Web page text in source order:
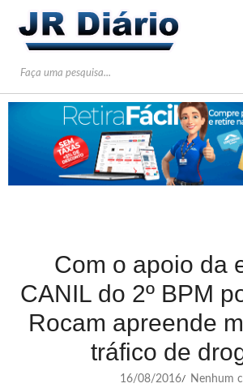
Com o apoio da
CANIL do 2º BPM
Rocam apreende
tráfico de
16/08/2016/ Nenhum